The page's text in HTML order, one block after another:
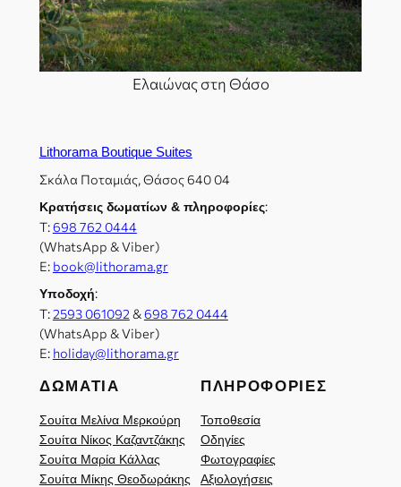
Ελαιώνας στη Θάσο
Lithorama Boutique Suites
Σκάλα Ποταμιάς, Θάσος 640 04
Κρατήσεις δωματίων & πληροφορίες:
Τ:698 762 0444
(WhatsApp & Viber)
E: book@lithorama.gr
Υποδοχή:
Τ:2593 061092 &698 762 0444
(WhatsApp & Viber)
E: holiday@lithorama.gr
ΔΩΜΆΤΙΑ
Σουίτα Μελίνα Μερκούρη
Σουίτα Νίκος Καζαντζάκης
Σουίτα Μαρία Κάλλας
Σουίτα Μίκης Θεοδωράκης
ΠΛΗΡΟΦΟΡΊΕΣ
Τοποθεσία
Οδηγίες
Φωτογραφίες
Αξιολογήσεις